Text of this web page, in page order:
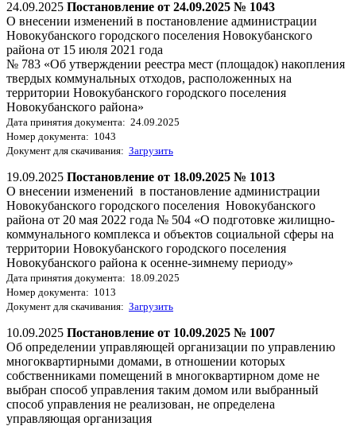
24.09.2025 Постановление от 24.09.2025 № 1043
О внесении изменений в постановление администрации
Новокубанского городского поселения Новокубанского
района от 15 июля 2021 года
№ 783 «Об утверждении реестра мест (площадок) накопления
твердых коммунальных отходов, расположенных на
территории Новокубанского городского поселения
Новокубанского района»
Дата принятия документа: 24.09.2025
Номер документа: 1043
Документ для скачивания: Загрузить
19.09.2025 Постановление от 18.09.2025 № 1013
О внесении изменений в постановление администрации
Новокубанского городского поселения Новокубанского
района от 20 мая 2022 года № 504 «О подготовке жилищно-
коммунального комплекса и объектов социальной сферы на
территории Новокубанского городского поселения
Новокубанского района к осенне-зимнему периоду»
Дата принятия документа: 18.09.2025
Номер документа: 1013
Документ для скачивания: Загрузить
10.09.2025 Постановление от 10.09.2025 № 1007
Об определении управляющей организации по управлению
многоквартирными домами, в отношении которых
собственниками помещений в многоквартирном доме не
выбран способ управления таким домом или выбранный
способ управления не реализован, не определена
управляющая организация